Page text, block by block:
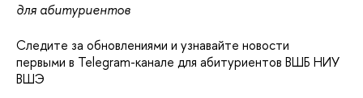
для абитуриентов
Следите за обновлениями и узнавайте новости
первыми в Telegram-канале для абитуриентов ВШБ НИУ
ВШЭ